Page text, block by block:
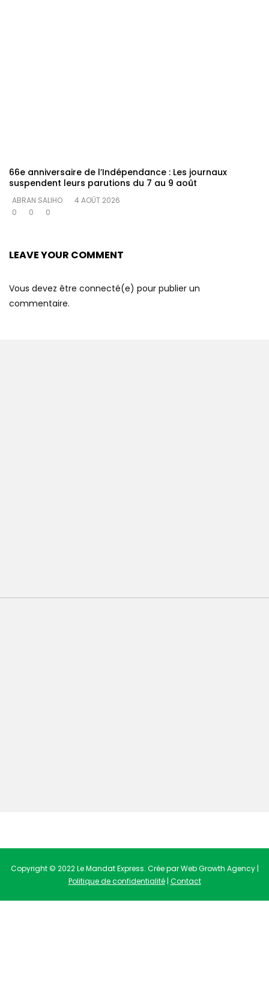
66e anniversaire de l’Indépendance : Les journaux
suspendent leurs parutions du 7 au 9 août
ABRAN SALIHO
4 AOÛT 2026
0
0 0
LEAVE YOUR COMMENT
Vous devez être connecté(e) pour publier un
commentaire.
Copyright © 2022 Le Mandat Express. Crée par Web Growth Agency |
Politique de confidentialité| Contact